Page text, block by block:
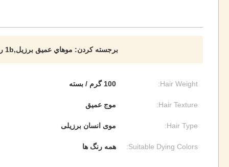
برجسته کردن: موهاي عميق برزيل,1b رنگ برزیلی موهای انسانی,کارخانه موهای انسانی برزیلی
Hair Weight: 100 گرم / بسته
Hair Texture: موج عمیق
Hair Type: موی انسان برزیلی
Suitable Dying Colors: همه رنگ ها